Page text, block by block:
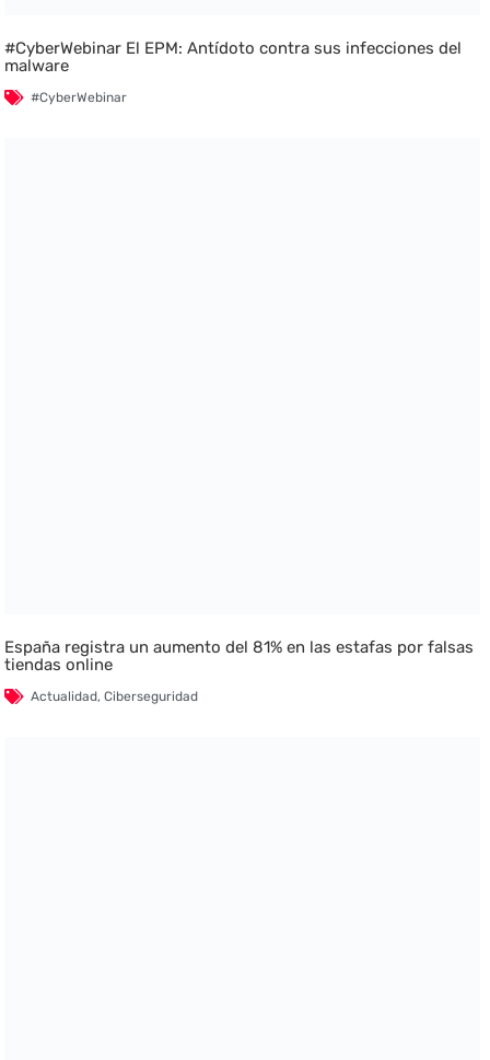
#CyberWebinar El EPM: Antídoto contra sus infecciones del
malware
#CyberWebinar
España registra un aumento del 81% en las estafas por falsas
tiendas online
Actualidad,Ciberseguridad